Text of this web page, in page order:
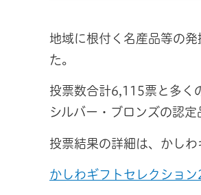
地域に根付く名産品等の
た。
投票数合計6,115票と多く
シルバー・ブロンズの認定
投票結果の詳細は、かし
かしわギフトセレクショ